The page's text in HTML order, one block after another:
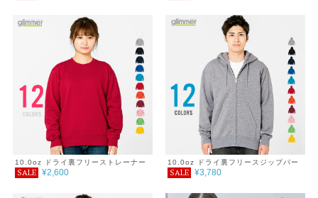
ーキング フィットネス ジム トレーニ
ング 介護 運動会 服 4.4オンス SALE
％OFF アウトドア キャンプ 海 フェ
ス キャンプ レジャー 春 夏 秋 冬 秋
ファッション GLIMMER グリマー ド
ライロングスリーブTシャツ
10.0oz ドライ裏フリーストレーナー
SALE ¥2,600
10.0oz ドライ裏フリースジップパー
カー
SALE ¥3,780